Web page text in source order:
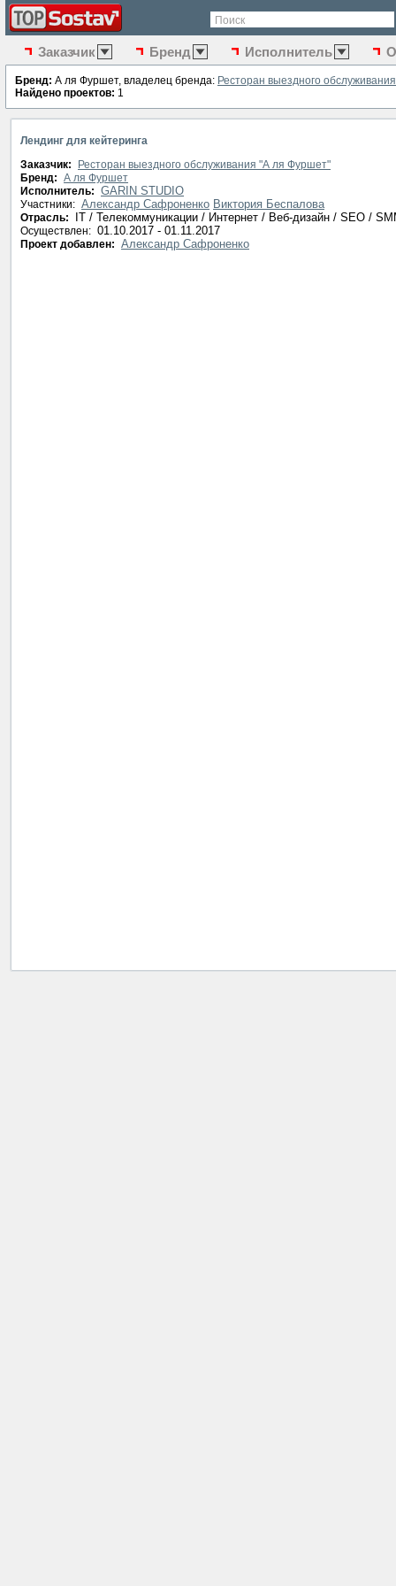
Поиск
Заказчик Бренд Исполнитель
Бренд: А ля Фуршет, владелец бренда: Ресторан выездного
Найдено проектов: 1
Лендинг для кейтеринга
Заказчик:
Ресторан выездного обслуживания "А ля Фуршет"
Бренд: А ля Фуршет
Исполнитель: GARIN STUDIO
Участники: Александр Сафроненко Виктория Беспалова
Отрасль: IT / Телекоммуникации / Интернет / Веб-дизайн / SEO /
Осуществлен: 01.10.2017 - 01.11.2017
Проект добавлен: Александр Сафроненко